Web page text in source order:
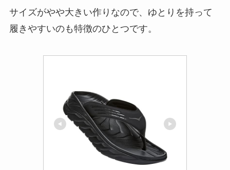
サイズがやや大きい作りなので、ゆとりを持って
履きやすいのも特徴のひとつです。